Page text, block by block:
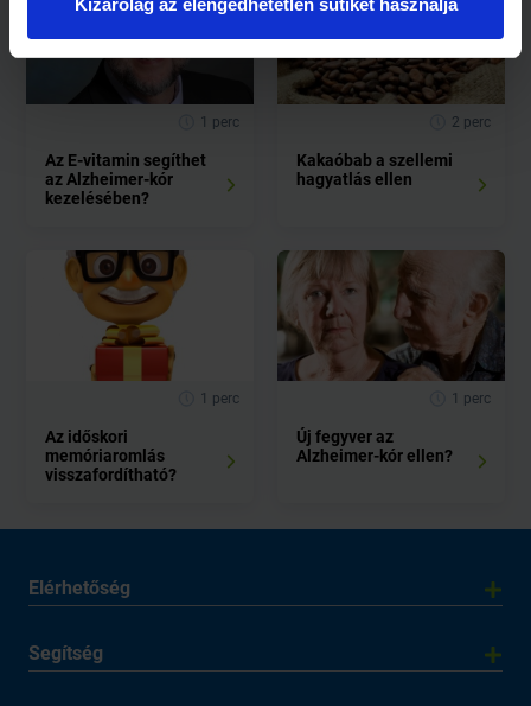
Kizárólag az elengedhetetlen sütiket használja
1 perc
Az E-vitamin segíthet
az Alzheimer-kór
kezelésében?
2 perc
Kakaóbab a szellemi
hagyatlás ellen
1 perc
Az időskori
memóriaromlás
visszafordítható?
1 perc
Új fegyver az
Alzheimer-kór ellen?
Elérhetőség
Segítség